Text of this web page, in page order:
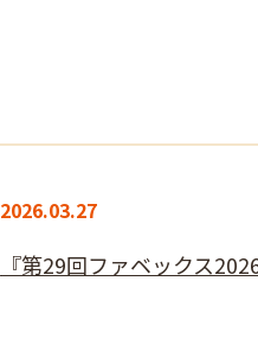
2026.03.27
『第29回ファベックス